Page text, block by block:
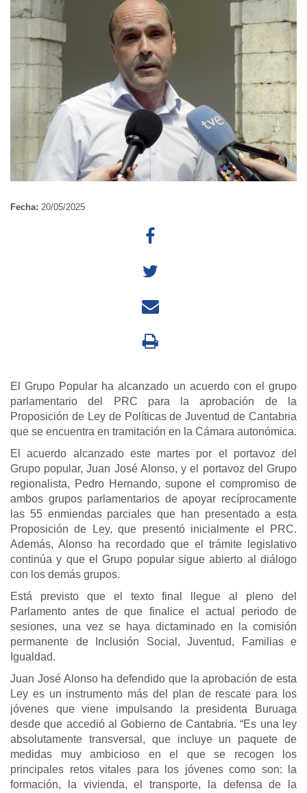
Fecha: 20/05/2025
El Grupo Popular ha alcanzado un acuerdo con el grupo
parlamentario del PRC para la aprobación de la
Proposición de Ley de Políticas de Juventud de Cantabria
que se encuentra en tramitación en la Cámara autonómica.
El acuerdo alcanzado este martes por el portavoz del
Grupo popular, Juan José Alonso, y el portavoz del Grupo
regionalista, Pedro Hernando, supone el compromiso de
ambos grupos parlamentarios de apoyar recíprocamente
las 55 enmiendas parciales que han presentado a esta
Proposición de Ley, que presentó inicialmente el PRC.
Además, Alonso ha recordado que el trámite legislativo
continúa y que el Grupo popular sigue abierto al diálogo
con los demás grupos.
Está previsto que el texto final llegue al pleno del
Parlamento antes de que finalice el actual periodo de
sesiones, una vez se haya dictaminado en la comisión
permanente de Inclusión Social, Juventud, Familias e
Igualdad.
Juan José Alonso ha defendido que la aprobación de esta
Ley es un instrumento más del plan de rescate para los
jóvenes que viene impulsando la presidenta Buruaga
desde que accedió al Gobierno de Cantabria. “Es una ley
absolutamente transversal, que incluye un paquete de
medidas muy ambicioso en el que se recogen los
principales retos vitales para los jóvenes como son: la
formación, la vivienda, el transporte, la defensa de la